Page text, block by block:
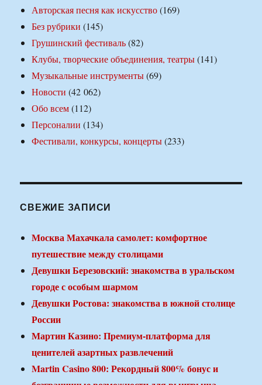
Авторская песня как искусство(169)
Без рубрики (145)
Грушинский фестиваль(82)
Клубы, творческие объединения, театры(141)
Музыкальные инструменты(69)
Новости (42 062)
Обо всем(112)
Персоналии (134)
Фестивали, конкурсы, концерты(233)
СВЕЖИЕ ЗАПИСИ
Москва Махачкала самолет: комфортное
путешествие между столицами
Девушки Березовский: знакомства в уральском
городе с особым шармом
Девушки Ростова: знакомства в южной столице
России
Мартин Казино: Премиум-платформа для
ценителей азартных развлечений
Martin Casino 800: Рекордный 800% бонус и